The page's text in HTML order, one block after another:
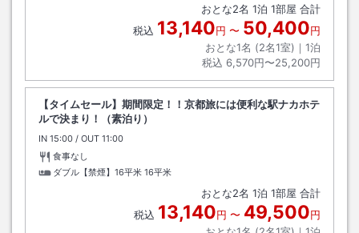
おとな2名 1泊 1部屋 合計
税込 13,140円 〜 50,400円
おとな1名 (2名1室)｜ 1泊
税込 6,570円〜25,200円
【タイムセール】期間限定！！京都旅には便利な駅ナカホテ
ルで決まり！（素泊り）
IN チェックイン
15:00 / OUT チェックアウト
11:00
食事なし
ダブル【禁煙】16平米 16平米
おとな2名 1泊 1部屋 合計
税込 13,140円 〜 49,500円